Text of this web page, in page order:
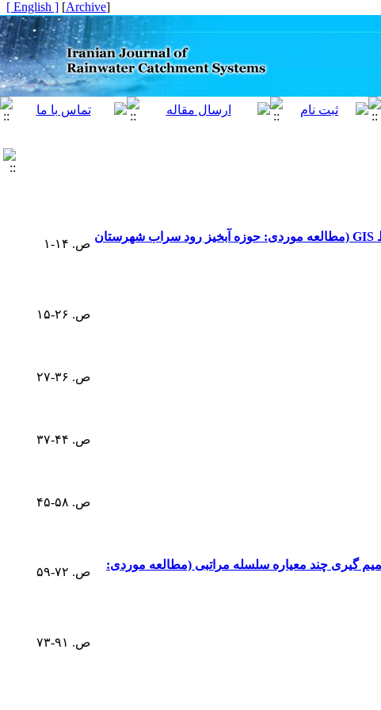
[
Archive
]
[ English ]
تعیین مناطق مستعد استحصال و ذخیره سازی آب باران با استفاده از تحلیل سلسله مراتبی در محیط GIS (مطالعه موردی: حوزه آبخیز رود سراب شهرستان
ص. ۱۴-۱
ص. ۲۶-۱۵
ص. ۳۶-۲۷
ص. ۴۴-۳۷
ص. ۵۸-۴۵
گیری چند معیاره سلسله مراتبی (مطالعه موردی:
ص. ۷۲-۵۹
ص. ۹۱-۷۳